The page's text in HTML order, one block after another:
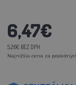
6,47€
5,26€ BEZ DPH
Najnižšia cena za